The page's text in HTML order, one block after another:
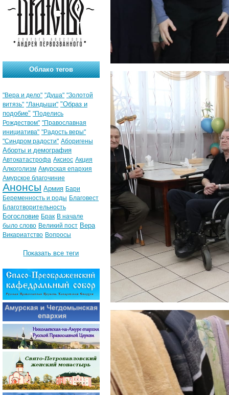
Облако тегов
"Вера и дело" "Душа" "Золотой
витязь" "Ландыши" "Образ и
подобие" "Поделись
Рождеством" "Православная
инициатива" "Радость веры"
"Синдром радости" Аборигены
Аборты и демография
Автокатастрофа Аксиос Акция
Алкоголизм Амурская епархия
Амурское благочиние
Анонсы Армия Бари
Беременность и роды Благовест
Благотворительность
Богословие Брак В начале
было слово Великий пост Вера
Викариатство Вопросы
Показать все теги